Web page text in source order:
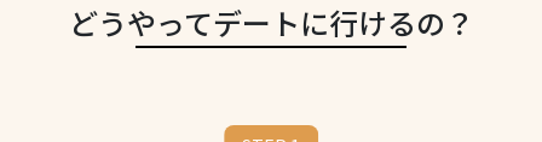
どうやってデートに行けるの？